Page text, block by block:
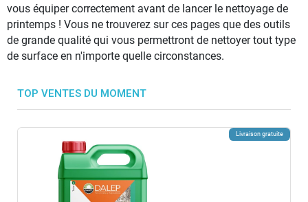
vous équiper correctement avant de lancer le nettoyage de
printemps ! Vous ne trouverez sur ces pages que des outils
de grande qualité qui vous permettront de nettoyer tout type
de surface en n'importe quelle circonstances.
TOP VENTES DU MOMENT
Livraison gratuite